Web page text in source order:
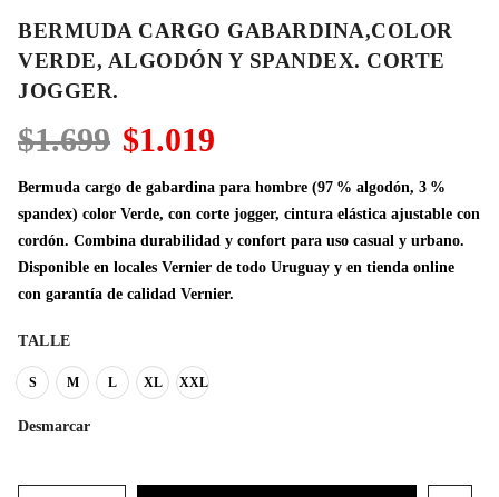
BERMUDA CARGO GABARDINA,COLOR
VERDE, ALGODÓN Y SPANDEX. CORTE
JOGGER.
$1.699 El
precio
original
era:
$1.699.
$1.019
actual
es:
$1.019.
Bermuda cargo de gabardina para hombre (97 % algodón, 3 %
spandex) color Verde, con corte jogger, cintura elástica ajustable con
cordón. Combina durabilidad y confort para uso casual y urbano.
Disponible en locales Vernier de todo Uruguay y en tienda online
con garantía de calidad Vernier.
TALLE
S M L XL XXL
Desmarcar